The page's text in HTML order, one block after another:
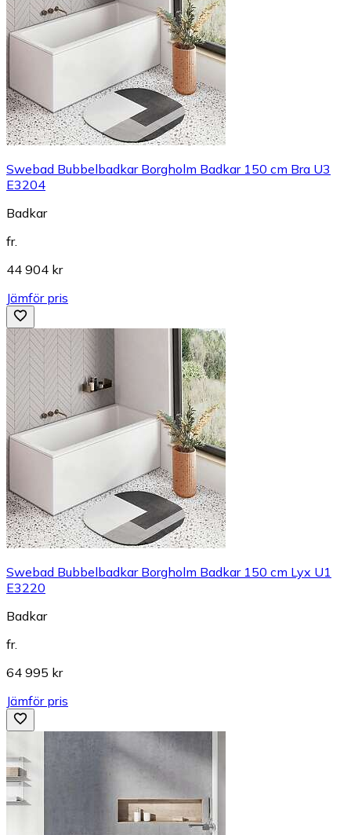
Swebad Bubbelbadkar Borgholm Badkar 150 cm Bra U3
E3204
Badkar
fr.
44 904 kr
Jämför pris
Swebad Bubbelbadkar Borgholm Badkar 150 cm Lyx U1
E3220
Badkar
fr.
64 995 kr
Jämför pris